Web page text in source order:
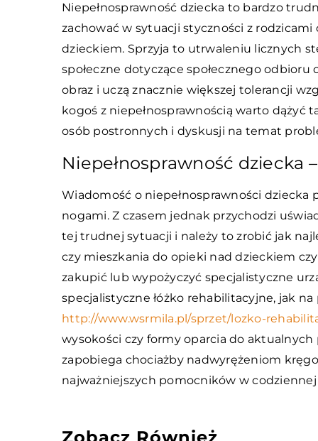
Niepełnosprawność dziecka to bardzo
zachować w sytuacji styczności z
dzieckiem. Sprzyja to utrwaleniu licznych
społeczne dotyczące społecznego
obraz i uczą znacznie większej tolerancji
kogoś z niepełnosprawnością warto dążyć
osób postronnych i dyskusji na temat
Niepełnosprawność dziecka
Wiadomość o niepełnosprawności dziecka
nogami. Z czasem jednak przychodzi
tej trudnej sytuacji i należy to zrobić jak
czy mieszkania do opieki nad dzieckiem
zakupić lub wypożyczyć specjalistyczne
specjalistyczne łóżko rehabilitacyjne, jak na
http://www.wsrmila.pl/sprzet/lozko-
wysokości czy formy oparcia do aktualnych
zapobiega chociażby nadwyrężeniom
najważniejszych pomocników w